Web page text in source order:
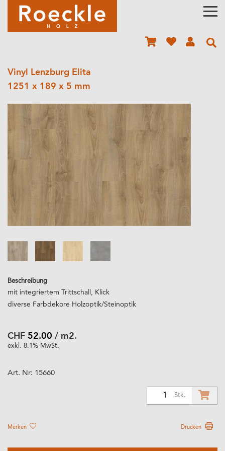
Vinyl Lenzburg Elita
1251 x 189 x 5 mm
Beschreibung
mit integriertem Trittschall, Klick
diverse Farbdekore Holzoptik/Steinoptik
CHF 52.00 / m2.
exkl. 8.1% MwSt.
Art. Nr: 15660
Stk.
Merken Drucken